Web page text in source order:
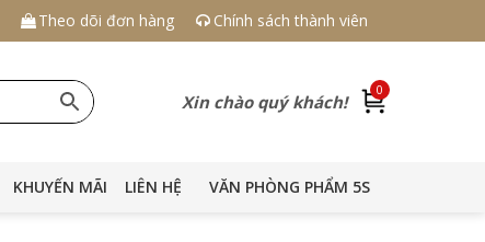
Theo dõi đơn hàng Chính sách thành viên
Xin chào quý khách!
0
KHUYẾN MÃI LIÊN HỆ VĂN PHÒNG PHẨM 5S